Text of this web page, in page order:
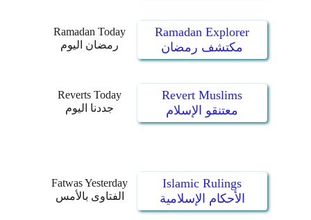
Ramadan Today
رمضان اليوم
Ramadan Explorer
مكتشف رمضان
Reverts Today
جددنا اليوم
Revert Muslims
معتنقو الإسلام
Fatwas Yesterday
الفتاوى بالأمس
Islamic Rulings
الأحكام الإسلامية